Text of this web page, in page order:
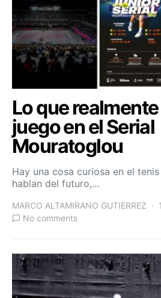
Lo que
juego en el Serial
Mouratoglou
Hay una cosa curiosa en el
hablan del futuro,…
MARCO ALTAMIRANO GUTIERREZ
No comments